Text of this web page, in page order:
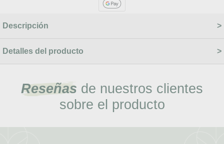
Descripción
Detalles del producto
Reseñas de nuestros clientes
sobre el producto